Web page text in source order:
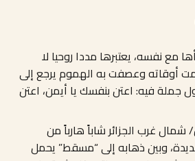
مع نفسه، يعتبرها مددا روحيا لا
أوقاته وعصفت به الهموم يرجع إلى
جملة فيه: اعتن بنفسك يا أيمن، اعتن
غرب الجزائر شاباً هارباً من
وبين ذهابه إلى “مسقط” يحمل